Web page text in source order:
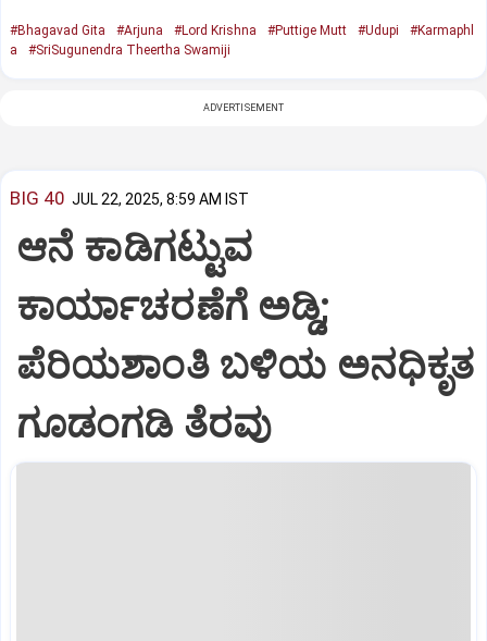
#Bhagavad Gita #Arjuna #Lord Krishna #Puttige Mutt #Udupi
#Karmaphl
a
#SriSugunendra Theertha Swamiji
ADVERTISEMENT
BIG 40 JUL 22, 2025, 8:59 AM IST
ಆನೆ ಕಾಡಿಗಟ್ಟುವ
ಕಾರ್ಯಾಚರಣೆಗೆ ಅಡ್ಡಿ;
ಪೆರಿಯಶಾಂತಿ ಬಳಿಯ ಅನಧಿಕೃತ
ಗೂಡಂಗಡಿ ತೆರವು